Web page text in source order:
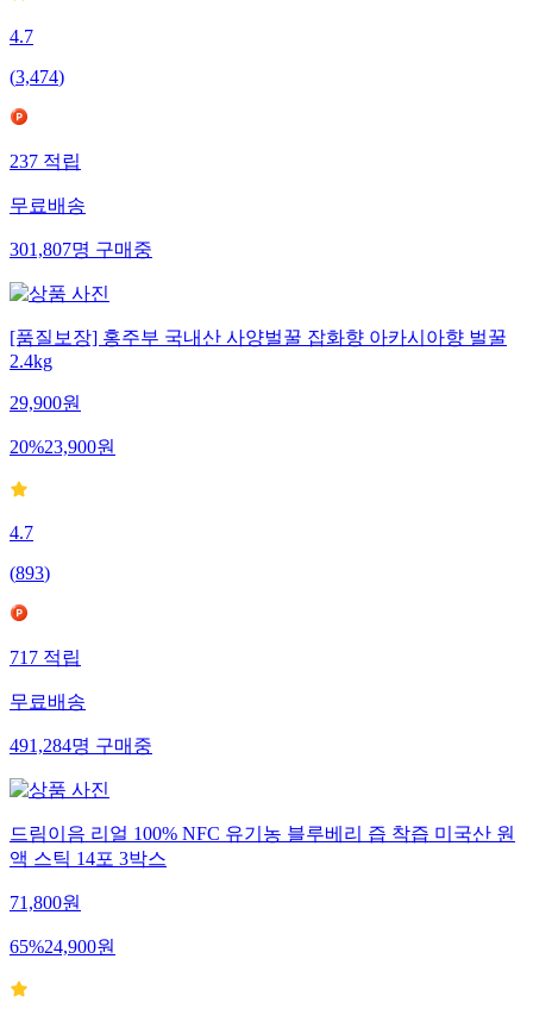
4.7
(3,474)
237적립
무료배송
301,807명구매중
[품질보장] 홍주부 국내산 사양벌꿀 잡화향 아카시아향 벌꿀
2.4kg
29,900원
20%23,900원
4.7
(893)
717적립
무료배송
491,284명구매중
드림이음 리얼 100% NFC 유기농 블루베리 즙 착즙 미국산 원
액 스틱 14포 3박스
71,800원
65%24,900원